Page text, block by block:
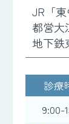
JR「
都営大
地下鉄
診療
9:00-